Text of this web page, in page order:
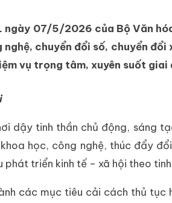
07/5/2026 của Bộ Văn
chuyển đổi số, chuyển
vụ trọng tâm, xuyên suốt
dậy tinh thần chủ động,
học, công nghệ, thúc đẩy
triển kinh tế – xã hội theo
các mục tiêu cải cách thủ